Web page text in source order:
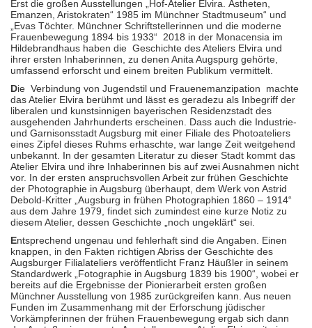
Erst die großen Ausstellungen „Hof-Atelier Elvira. Ästheten,
Emanzen, Aristokraten“ 1985 im Münchner Stadtmuseum“ und
„Evas Töchter. Münchner Schriftstellerinnen und die moderne
Frauenbewegung 1894 bis 1933“
2018 in der Monacensia im
Hildebrandhaus haben die Geschichte des Ateliers Elvira und
ihrer ersten Inhaberinnen, zu denen Anita Augspurg gehörte,
umfassend erforscht und einem breiten Publikum vermittelt.
Die Verbindung von Jugendstil und Frauenemanzipation
machte
das Atelier Elvira berühmt und lässt es geradezu als Inbegriff der
liberalen und kunstsinnigen bayerischen Residenzstadt des
ausgehenden Jahrhunderts erscheinen. Dass auch die Industrie-
und Garnisonsstadt Augsburg mit einer Filiale des Photoateliers
eines Zipfel dieses Ruhms erhaschte, war lange Zeit weitgehend
unbekannt. In der gesamten Literatur zu dieser Stadt kommt das
Atelier Elvira und ihre Inhaberinnen bis auf zwei Ausnahmen nicht
vor. In der ersten anspruchsvollen Arbeit zur frühen Geschichte
der Photographie in Augsburg überhaupt, dem Werk von Astrid
Debold-Kritter „Augsburg in frühen Photographien 1860 – 1914“
aus dem Jahre 1979, findet sich zumindest eine kurze Notiz zu
diesem Atelier, dessen Geschichte „noch ungeklärt“ sei.
Entsprechend ungenau und fehlerhaft sind die Angaben. Einen
knappen, in den Fakten richtigen Abriss der Geschichte des
Augsburger Filialateliers veröffentlicht Franz Häußler in seinem
Standardwerk „Fotographie in Augsburg 1839 bis 1900“, wobei er
bereits auf die Ergebnisse der Pionierarbeit ersten großen
Münchner Ausstellung von 1985 zurückgreifen kann. Aus neuen
Funden im Zusammenhang mit der Erforschung jüdischer
Vorkämpferinnen der frühen Frauenbewegung ergab sich dann